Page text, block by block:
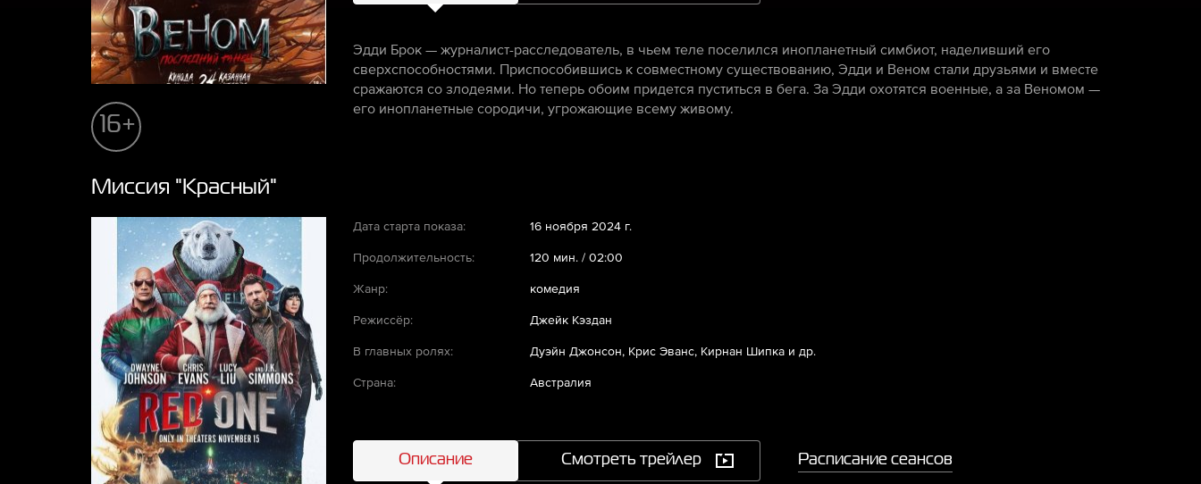
16+
Эдди Брок — журналист-расследователь, в чьем теле поселился инопланетный симбиот, наделивший его
сверхспособностями. Приспособившись к совместному существованию, Эдди и Веном стали друзьями и вместе
сражаются со злодеями. Но теперь обоим придется пуститься в бега. За Эдди охотятся военные, а за Веномом —
его инопланетные сородичи, угрожающие всему живому.
Миссия "Красный"
Дата старта показа: 16 ноября 2024 г.
Продолжительность: 120 мин. / 02:00
Жанр: комедия
Режиссёр: Джейк Кэздан
В главных ролях: Дуэйн Джонсон, Крис Эванс, Кирнан Шипка и др.
Страна: Австралия
Описание Смотреть трейлер Расписание сеансов